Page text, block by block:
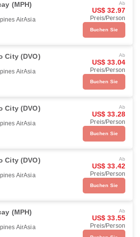
(MPH)
AirAsia
Ab
US$ 32.97
Preis/Person
Buchen Sie
City (DVO)
AirAsia
Ab
US$ 33.04
Preis/Person
Buchen Sie
City (DVO)
AirAsia
Ab
US$ 33.28
Preis/Person
Buchen Sie
City (DVO)
AirAsia
Ab
US$ 33.42
Preis/Person
Buchen Sie
(MPH)
AirAsia
Ab
US$ 33.55
Preis/Person